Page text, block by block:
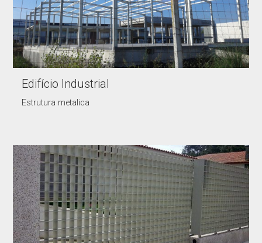
Edifício Industrial
Estrutura metalica